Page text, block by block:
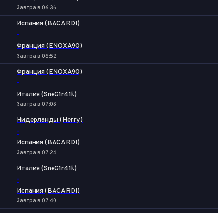
Завтра в 06:36
Испания (BACARDI)
-
Франция (ENOXA90)
Завтра в 06:52
Франция (ENOXA90)
-
Италия (SneG1r41k)
Завтра в 07:08
Нидерланды (Henry)
-
Испания (BACARDI)
Завтра в 07:24
Италия (SneG1r41k)
-
Испания (BACARDI)
Завтра в 07:40